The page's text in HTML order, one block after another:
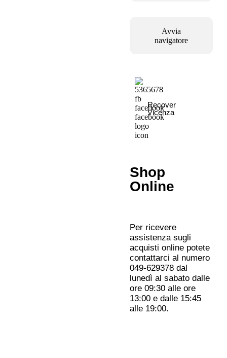
Avvia
navigatore
Recover
Vicenza
Shop
Online
Per ricevere
assistenza sugli
acquisti online potete
contattarci al numero
049-629378 dal
lunedì al sabato dalle
ore 09:30 alle ore
13:00 e dalle 15:45
alle 19:00.